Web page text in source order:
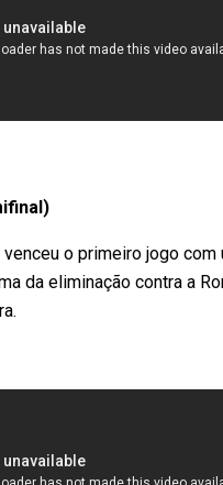
o primeiro jogo
da eliminação contra a